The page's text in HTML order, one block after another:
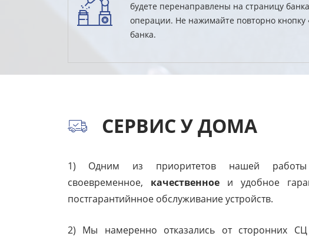
будете перенаправлены на страницу
операции. Не нажимайте повторно
банка.
СЕРВИС У ДОМА
1) Одним из приоритетов нашей работы
своевременное, качественноеи удобное
постгарантийнное обслуживание устройств.
2) Мы намеренно отказались от сторонних